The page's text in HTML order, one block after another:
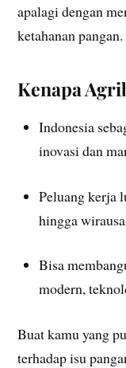
apalagi dengan
ketahanan pangan.
Kenapa
Indonesia
inovasi dan
Peluang kerja
hingga
Bisa
modern,
Buat kamu yang
terhadap isu